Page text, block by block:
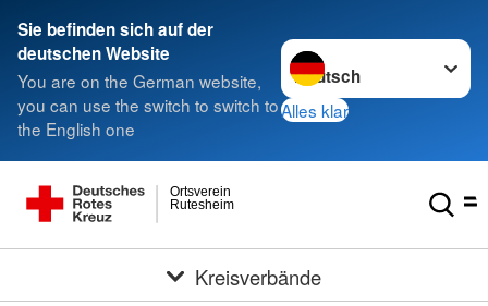
Sie befinden sich auf der
deutschen Website
You are on the German website,
you can use the switch to switch to
the English one
Sprache wechseln zu
Alles klar
Rutesheim
Ortsverein
Kreisverbände